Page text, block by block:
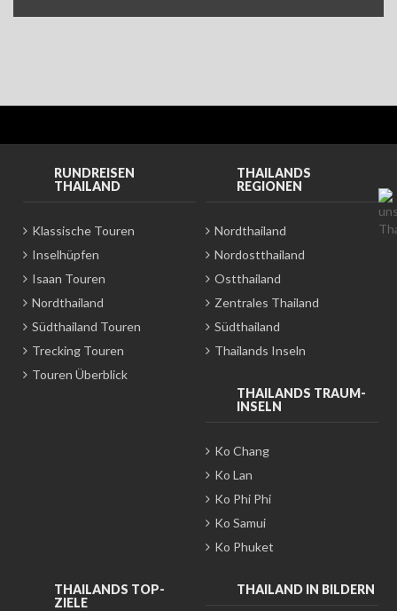
RUNDREISEN
THAILAND
Klassische Touren
Inselhüpfen
Isaan Touren
Nordthailand
Südthailand Touren
Trecking Touren
Touren Überblick
THAILANDS
REGIONEN
Nordthailand
Nordostthailand
Ostthailand
Zentrales Thailand
Südthailand
Thailands Inseln
THAILANDS TRAUM-
INSELN
Ko Chang
Ko Lan
Ko Phi Phi
Ko Samui
Ko Phuket
THAILANDS TOP-
ZIELE
THAILAND IN BILDERN